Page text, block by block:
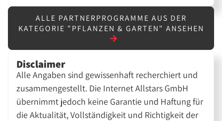
ALLE PARTNERPROGRAMME AUS DER
KATEGORIE "PFLANZEN & GARTEN" ANSEHEN
Disclaimer
Alle Angaben sind gewissenhaft recherchiert und
zusammengestellt. Die Internet Allstars GmbH
übernimmt jedoch keine Garantie und Haftung für
die Aktualität, Vollständigkeit und Richtigkeit der